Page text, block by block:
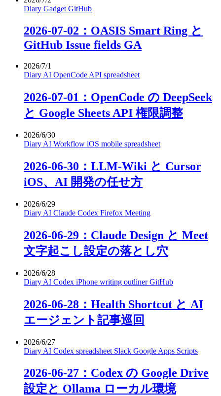
Diary Gadget GitHub
2026-07-02：OASIS Smart Ring と
GitHub Issue fields GA
2026/7/1
Diary AI OpenCode API spreadsheet
2026-07-01：OpenCode の DeepSeek
と Google Sheets API 権限調整
2026/6/30
Diary AI Workflow iOS mobile spreadsheet
2026-06-30：LLM-Wiki と Cursor
iOS、AI 開発の任せ方
2026/6/29
Diary AI Claude Codex Firefox Meeting
2026-06-29：Claude Design と Meet
文字起こし設定の落とし穴
2026/6/28
Diary AI Codex iPhone writing outlinerGitHub
2026-06-28：Health Shortcut と AI
エージェント記事巡回
2026/6/27
Diary AI Codex spreadsheet Slack Google Apps Scripts
2026-06-27：Codex の Google Drive
設定と Ollama ローカル環境